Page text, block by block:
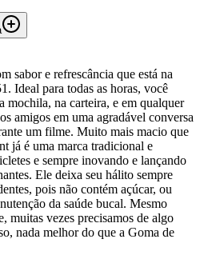
sabor e refrescância que está na
Ideal para todas as horas, você
mochila, na carteira, e em qualquer
amigos em uma agradável conversa
um filme. Muito mais macio que
já é uma marca tradicional e
e sempre inovando e lançando
Ele deixa seu hálito sempre
pois não contém açúcar, ou
da saúde bucal. Mesmo
muitas vezes precisamos de algo
nada melhor do que a Goma de